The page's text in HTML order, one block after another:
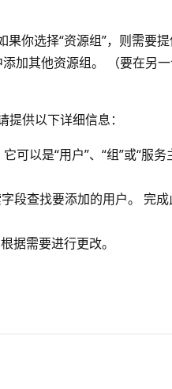
果你选择“资源组”，则需要
加其他资源组。 （要在另
供以下详细信息：
可以是“用户”、“组”或“服务
段查找要添加的用户。 完成
据需要进行更改。